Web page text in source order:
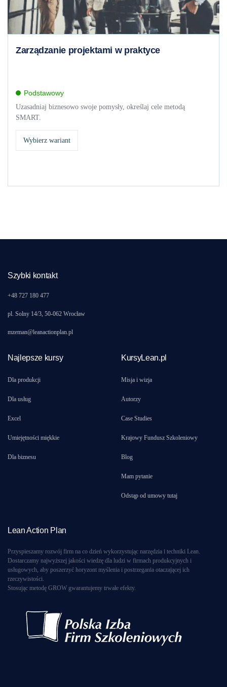
Zarządzanie projektami w praktyce
Podstawowy
Uzasadniaj biznesowo swoje pomysły, określaj cele metodą
SMART.
Wybierz wariant
Szybki kontakt
+48 727 180 477
pl. Solny 14/3, 50-062 Wrocław
mzeman@leanactionplan.pl
Najlepsze kursy
Dla produkcji
Dla usług
Excel
Umiejętności miękkie
Dla biznesu
KursyLean.pl
Misja i wizja
Autorzy
Case Studies
Krajowy Fundusz Szkoleniowy
Blog
Mam pytanie
Odstąp od umowy tutaj
Lean Action Plan
Przyspieszamy rozwój firm na co dzień wykorzystując narzędzia i techniki Lean.
Dostarczamy najwyższej jakości wiedzę dla ludzi w firmach produkcyjnych i
usługowych, aby poszerzyć horyzont myślenia i postrzegania otaczającej ich
rzeczywistości.
Stosując metodę GROW gwarantujemy trwałe efekty.